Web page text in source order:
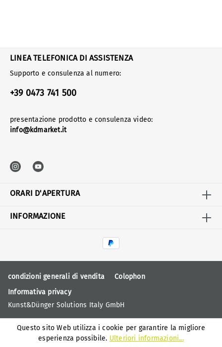
LINEA TELEFONICA DI ASSISTENZA
Supporto e consulenza al numero:
+39 0473 741 500
presentazione prodotto e consulenza video:
info@kdmarket.it
ORARI D'APERTURA
INFORMAZIONE
condizioni generali di vendita
Colophon
Informativa privacy
Kunst&Dünger Solutions Italy GmbH
Questo sito Web utilizza i cookie per garantire la migliore
esperienza possibile. Ulteriori informazioni...